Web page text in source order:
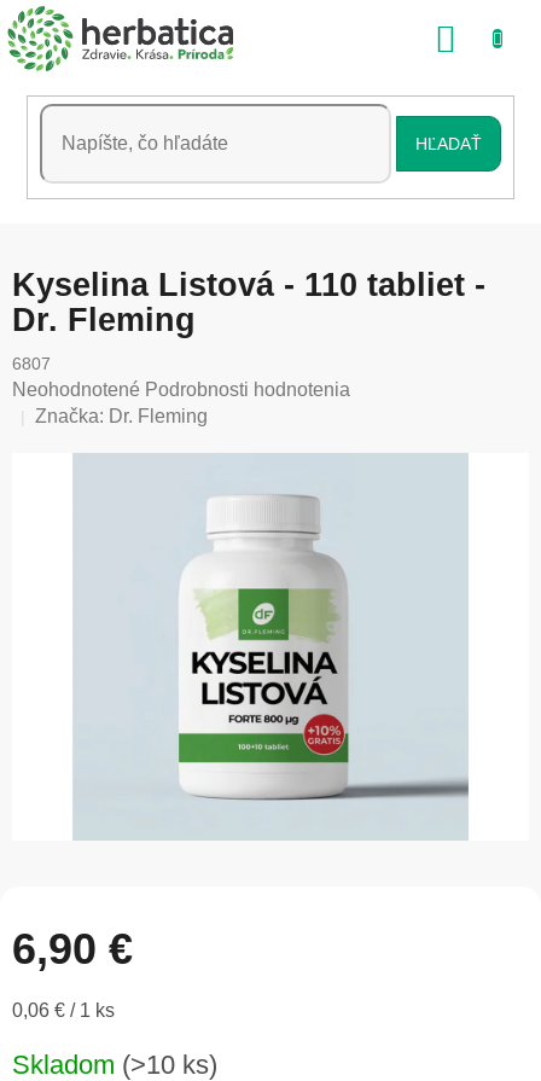
Prejsť
na
obsah
HĽADAŤ
Kyselina Listová - 110 tabliet -
Dr. Fleming
6807
Priemerné
hodnotenie
Neohodnotené Podrobnosti hodnotenia
Značka: Dr. Fleming
6,90 €
Jednotková
0,06 € / 1 ks
Skladom (>10 ks)